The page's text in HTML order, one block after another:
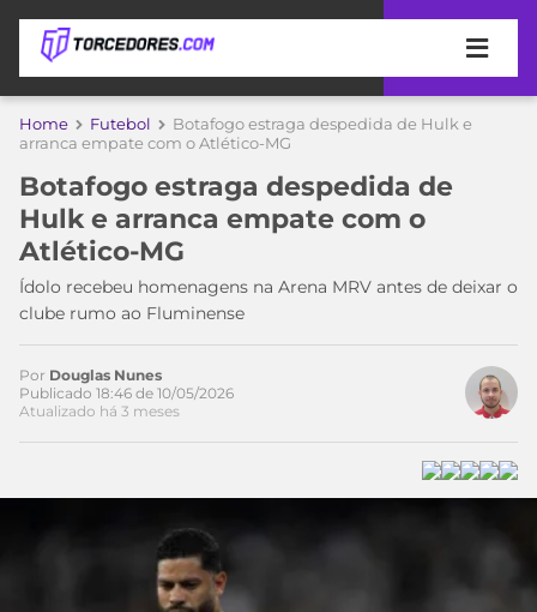
APOSTAS
DE
APOSTA
MELHORES
SITES
DE
APOSTAS
2026
CÓDIGO
COPA
DO
MUNDO
TIMES
MEU
TIME
CORINTHIANS
CAMPEONATOS
LIBERTADORES
MERCADO
Home Futebol
Botafogo estraga despedida de Hulk e
arranca empate com o Atlético-MG
Botafogo estraga despedida de
Hulk e arranca empate com o
Atlético-MG
Ídolo recebeu homenagens na Arena MRV antes de deixar o
clube rumo ao Fluminense
Por Douglas Nunes
Publicado 18:46 de 10/05/2026
Atualizado há 3 meses